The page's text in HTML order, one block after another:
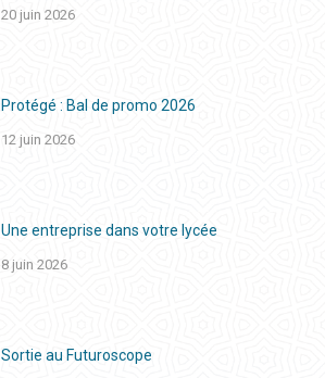
20 juin 2026
Protégé : Bal de promo 2026
12 juin 2026
Une entreprise dans votre lycée
8 juin 2026
Sortie au Futuroscope